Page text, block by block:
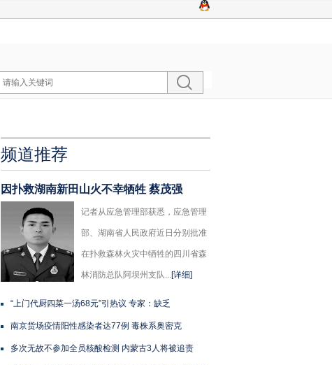
频道推荐
因扑救湖南新田山火不幸牺牲 蔡茂强
记者从应急管理部获悉，应急管理
部、湖南省人民政府近日分别批准
在扑救森林火灾中牺牲的四川省森
林消防总队阿坝州支队...[详细]
“上门代厨四菜一汤68元”引热议 专家：缺乏
南京货场疫情阳性感染者达77例 毒株系奥密克
多次无故不参加全员核酸检测 内蒙古3人将被追责